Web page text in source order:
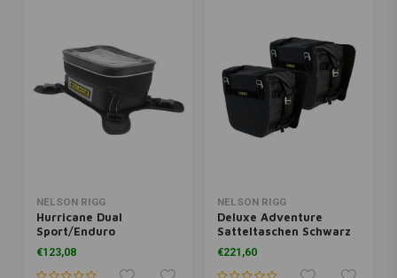
NELSON RIGG
Hurricane Dual
Sport/Enduro
Tankrucksack-
Wasserdicht
€123,08
NELSON RIGG
Deluxe Adventure
Satteltaschen Schwarz
€221,60